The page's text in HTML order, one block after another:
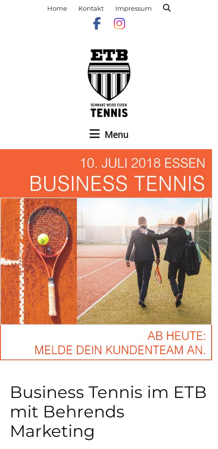
Home Kontakt Impressum
Menu
Business Tennis im ETB
mit Behrends
Marketing